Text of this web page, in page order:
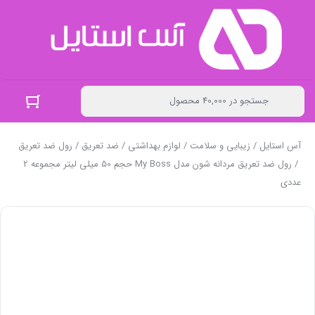
آس استایل / زیبایی و سلامت / لوازم بهداشتی / ضد تعریق / رول ضد تعریق
/ رول ضد تعریق مردانه شون مدل My Boss حجم 50 میلی لیتر مجموعه 2
عددی